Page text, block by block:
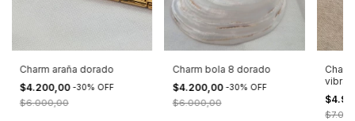
Charm araña dorado
$4.200,00 -30% OFF
$6.000,00
Charm bola 8 dorado
$4.200,00 -30% OFF
$6.000,00